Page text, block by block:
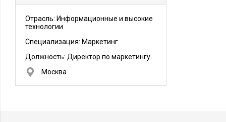
Отрасль: Информационные и высокие
технологии
Специализация: Маркетинг
Должность: Директор по маркетингу
Москва